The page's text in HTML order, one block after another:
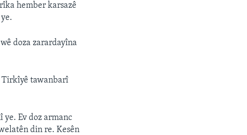
hember karsazê
doza zarardayîna
tawanbarî
Ev doz armanc
din re. Kesên